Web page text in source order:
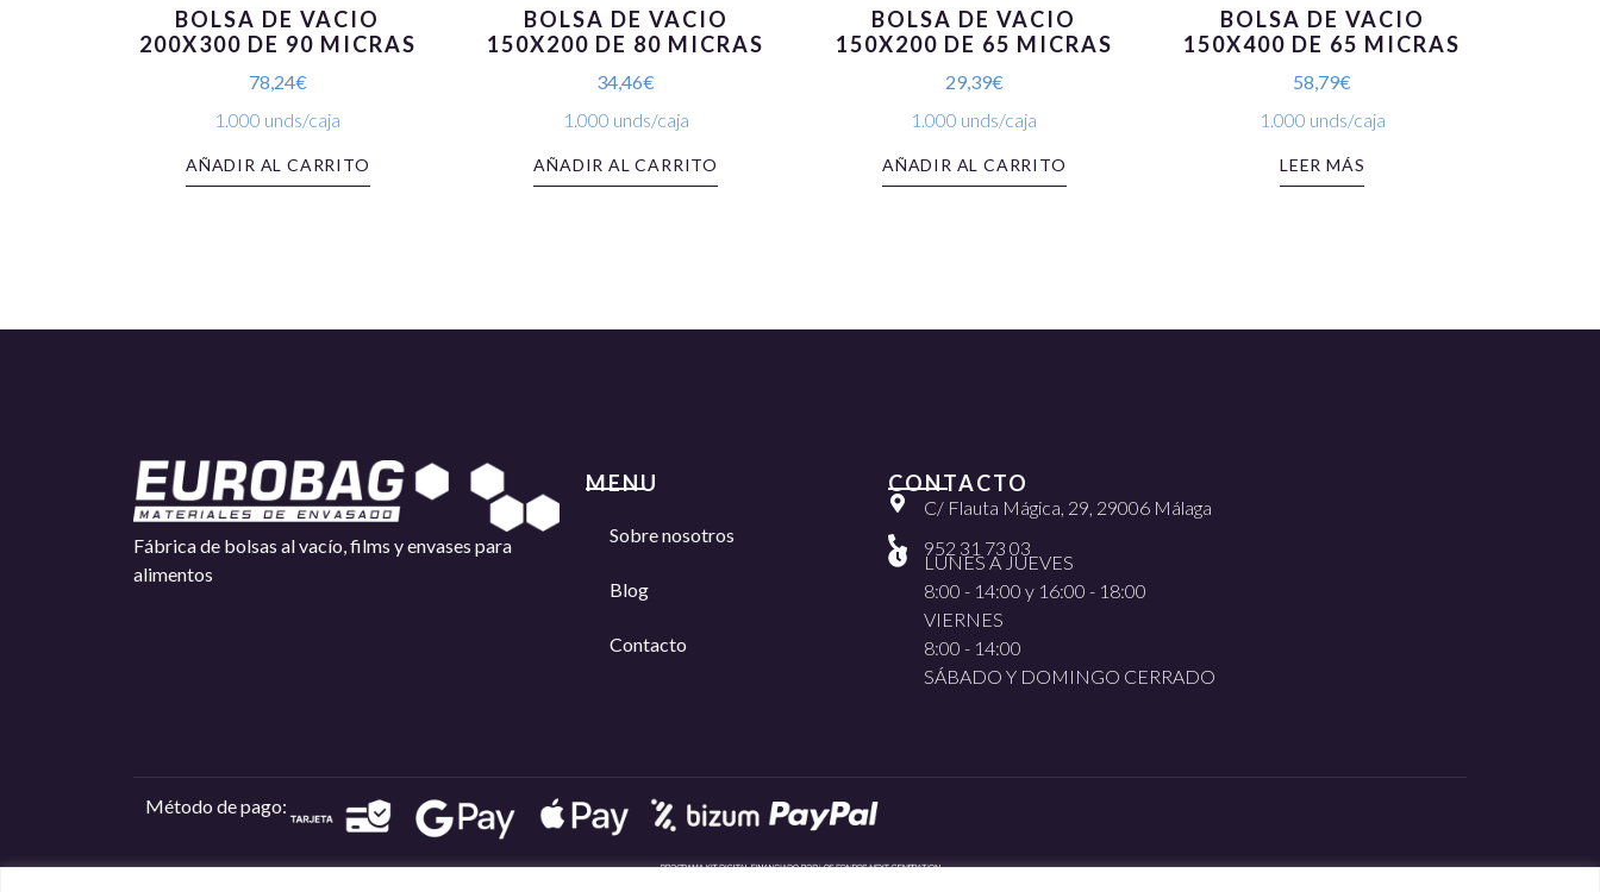
BOLSA DE VACIO
200X300 DE 90 MICRAS
78,24€
1.000 unds/caja
AÑADIR AL CARRITO
BOLSA DE VACIO
150X200 DE 80 MICRAS
34,46€
1.000 unds/caja
AÑADIR AL CARRITO
BOLSA DE VACIO
150X200 DE 65 MICRAS
29,39€
1.000 unds/caja
AÑADIR AL CARRITO
BOLSA DE VACIO
150X400 DE 65 MICRAS
58,79€
1.000 unds/caja
LEER MÁS
Fábrica de bolsas al vacío, films y envases para
alimentos
MENU
Sobre nosotros
Blog
Contacto
CONTACTO
C/ Flauta Mágica, 29, 29006 Málaga
952 31 73 03
LUNES A JUEVES
8:00 - 14:00 y 16:00 - 18:00
VIERNES
8:00 - 14:00
SÁBADO Y DOMINGO CERRADO
Método de pago: